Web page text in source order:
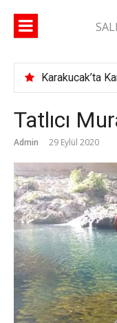
Tatlıcı
Admin 29 Eylül 2020